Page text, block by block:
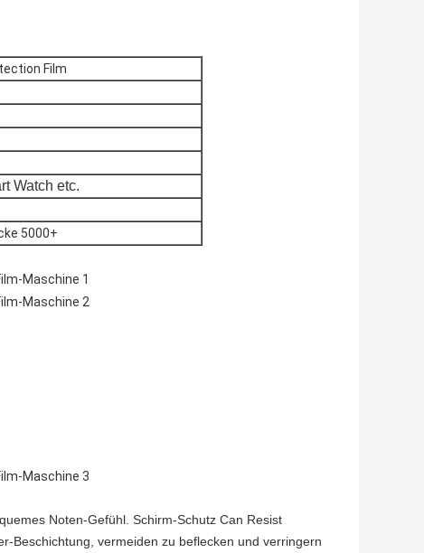
Film
Watch etc.
5000+
Noten-Gefühl. Schirm-Schutz Can Resist
Beschichtung, vermeiden zu beflecken und verringern